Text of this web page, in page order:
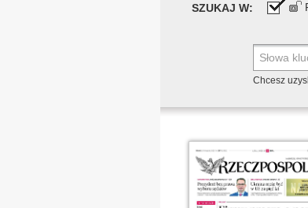
SZUKAJ W:
Chcesz